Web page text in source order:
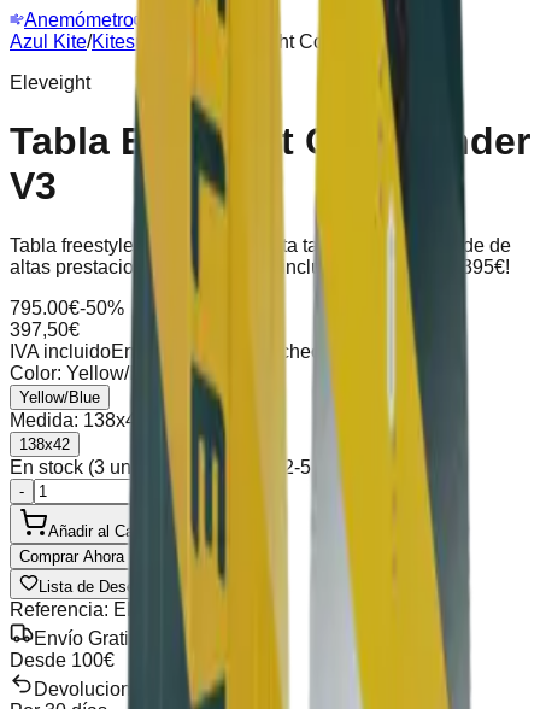
Anemómetro
Webcam
Azul Kite/Kitesurf
Tabla Eleveight Commander V3
Eleveight
Tabla Eleveight Commander
V3
Tabla freestyle con gran pop, apta también para freeride de
altas prestaciones. Quillas G10 incluidas. ¡OFERTA: 395€!
795.00€-50%
397,50€
IVA incluidoEnvío calculado en checkout
Color: Yellow/Blue
Yellow/Blue
Medida: 138x42
138x42
En stock (3 unidades), envío en 2-5 días
-
Añadir al Carrito
Comprar Ahora
Lista de Deseos
Compartir
Referencia: ELE-CMD-V3
Envío Gratis
Desde 100€
Devoluciones